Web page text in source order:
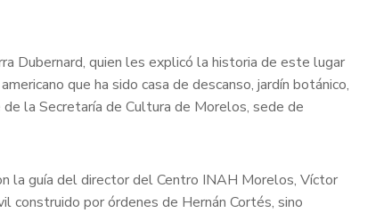
Dubernard, quien les explicó la historia de este lugar
que ha sido casa de descanso, jardín botánico,
la Secretaría de Cultura de Morelos, sede de
la guía del director del Centro INAH Morelos, Víctor
construido por órdenes de Hernán Cortés, sino